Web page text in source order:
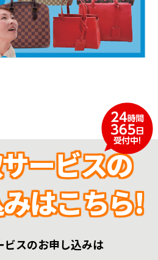
ービスの
はこちら!
ビスのお申し込みは